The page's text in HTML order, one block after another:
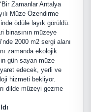
Zamanlar Antalya
Müze Özendirme
ödüle layık görüldü.
binasının müzeye
2000 m2 sergi alanı
zamanda ekolojik
gün sayan müze
edecek, yerli ve
hizmeti bekliyor.
dilde müzeyi gezme